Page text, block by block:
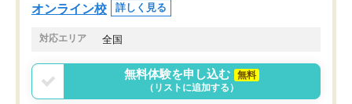
オンライン校 詳しく見る
対応エリア 全国
無料体験を申し込む
無料
（リストに追加する）